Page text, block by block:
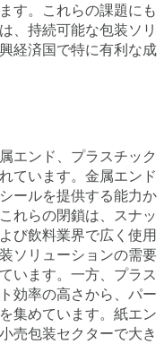
す。これらの課題にも
、持続可能な包装ソリ
経済国で特に有利な成
エンド、プラスチック
ています。金属エンド
ールを提供する能力か
れらの閉鎖は、スナッ
び飲料業界で広く使用
ソリューションの需要
います。一方、プラス
効率の高さから、パー
集めています。紙エン
売包装セクターで大き